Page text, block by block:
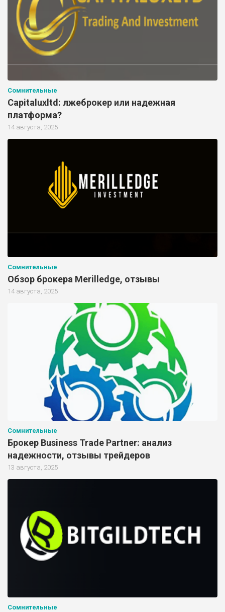
Сомнительные
Capitaluxltd: лжеброкер или надежная
платформа?
14 августа, 2025
Сомнительные
Обзор брокера Merilledge, отзывы
14 августа, 2025
Сомнительные
Брокер Business Trade Partner: анализ
надежности, отзывы трейдеров
13 августа, 2025
Сомнительные